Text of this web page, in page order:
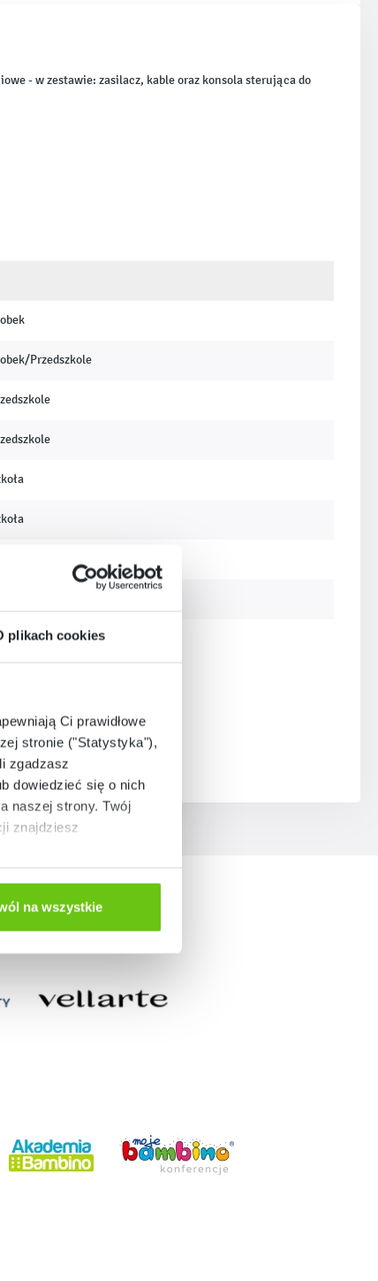
plikach cookies
Ci prawidłowe
stronie ("Statystyka"),
zgadzasz
dowiedzieć się o nich
naszej strony. Twój
znajdziesz
na wszystkie
- w zestawie: zasilacz, kable oraz konsola sterująca do
Przedszkole